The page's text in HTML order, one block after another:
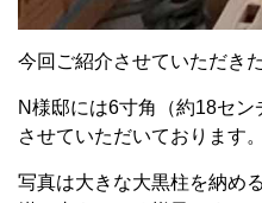
今回ご紹介させていただき
N様邸には6寸角（約18セ
させていただいております。
写真は大きな大黒柱を納め